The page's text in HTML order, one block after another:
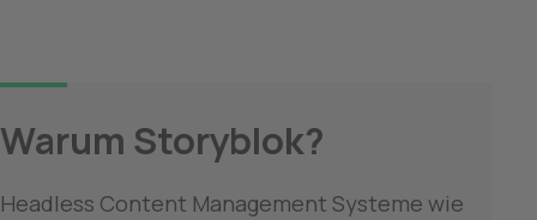
Warum Storyblok?
Headless Content Management Systeme wie